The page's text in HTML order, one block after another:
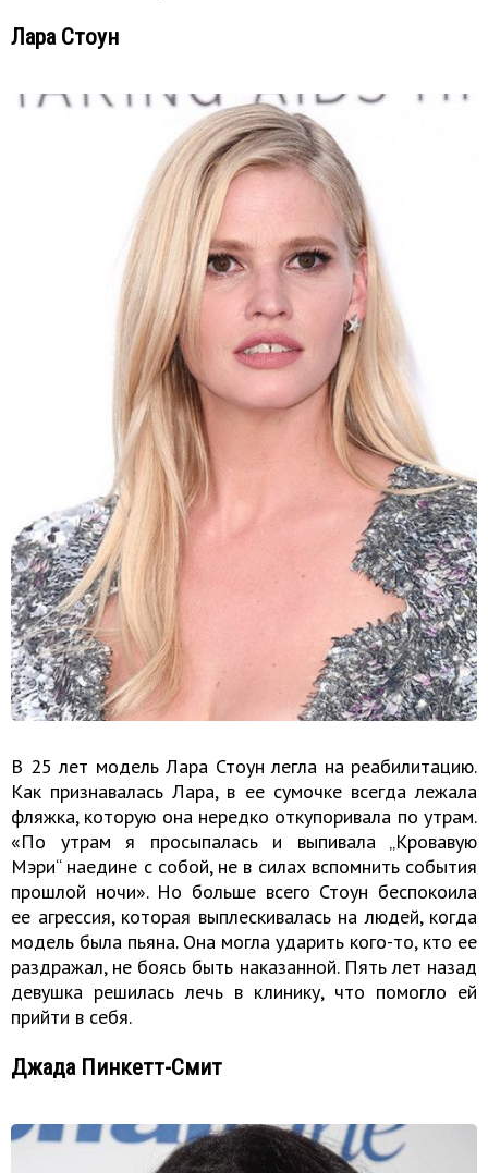
Лара Стоун
В 25 лет модель Лара Стоун легла на реабилитацию.
Как признавалась Лара, в ее сумочке всегда лежала
фляжка, которую она нередко откупоривала по утрам.
«По утрам я просыпалась и выпивала „Кровавую
Мэри“ наедине с собой, не в силах вспомнить события
прошлой ночи». Но больше всего Стоун беспокоила
ее агрессия, которая выплескивалась на людей, когда
модель была пьяна. Она могла ударить кого-то, кто ее
раздражал, не боясь быть наказанной. Пять лет назад
девушка решилась лечь в клинику, что помогло ей
прийти в себя.
Джада Пинкетт-Смит